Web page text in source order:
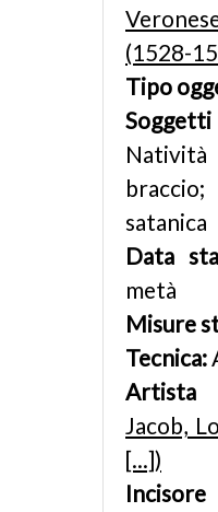
(1528-
Tipo
Soggetti
satanica
Data
metà
Misure
Tecnica:
Artista
Jacob,
[...])
Incisore